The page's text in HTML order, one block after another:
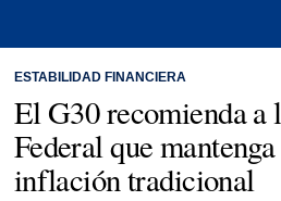
ESTABILIDAD FINANCIERA
El G30 recomienda a
Federal que
inflación tradicional